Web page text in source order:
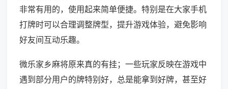
非常有用的，使用起来简单便捷。特别是在大家手机
打牌时可以合理调整牌型，提升游戏体验，避免影响
好友间互动乐趣。
微乐家乡麻将原来真的有挂；一些玩家反映在游戏中
遇到部分用户的牌特别好，总是能拿到好牌，甚至好